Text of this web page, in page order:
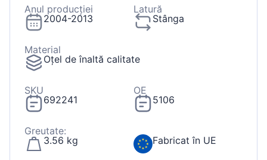
Anul producției
2004-2013
Latură
Stânga
Material
Oțel de înaltă calitate
SKU
692241
OE
5106
Greutate:
3.56 kg
Fabricat în UE